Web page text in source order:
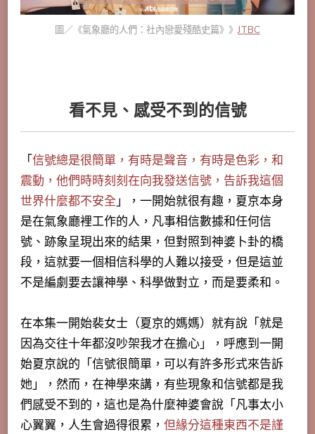
圖／《氣象廳的人們：社內戀愛殘酷史篇》》JTBC
看不見、感受不到的信號
「信號總是很簡單，有時是聲音，有時是色彩，和
震動，他們時時刻刻在向我發送信號，告訴我這個
世界什麼都不安全 」，一開始就很有趣，夏京本身
是在氣象廳裡工作的人，凡事相信數據和任何信
號、跡象呈現出來的結果，但對照到神婆卜卦的橋
段，這就要一個相信科學的人難以接受，但是這並
不是編劇要去讓神學、科學做對立，而是要柔和。
在本集一開始裴女士（夏京的媽媽）就有說「就是
因為交往十年都沒吵架我才在擔心」，呼應到一開
始夏京說的「信號很簡單，可以有許多形式來告訴
她」，然而，在神學來講，有些現象和信號都是我
們感受不到的，這也是為什麼神婆會說「凡事太小
心翼翼，人生會過得很累， 但緣分這種東西不是謹